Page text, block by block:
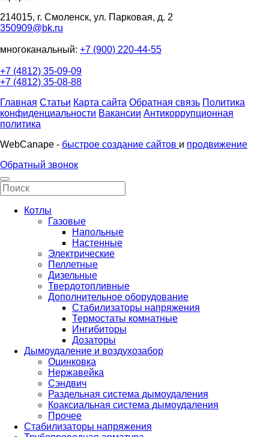
214015, г. Смоленск, ул. Парковая, д. 2
350909@bk.ru
многоканальный: +7 (900) 220-44-55
+7 (4812) 35-09-09
+7 (4812) 35-08-88
Главная Статьи Карта сайта Обратная связь Политика
конфиденциальности Вакансии Антикоррупционная
политика
WebCanape - быстрое создание сайтов и продвижение
Обратный звонок
Котлы
Газовые
Напольные
Настенные
Электрические
Пеллетные
Дизельные
Твердотопливные
Дополнительное оборудование
Стабилизаторы напряжения
Термостаты комнатные
Ингибиторы
Дозаторы
Дымоудаление и воздухозабор
Оцинковка
Нержавейка
Сэндвич
Раздельная система дымоудаления
Коаксиальная система дымоудаления
Прочее
Стабилизаторы напряжения